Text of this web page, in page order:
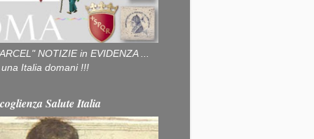
NOTIZIE in EVIDENZA ...
Italia domani !!!
Salute Italia